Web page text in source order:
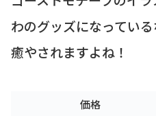
わのグッズになってい
癒やされますよね！
価格